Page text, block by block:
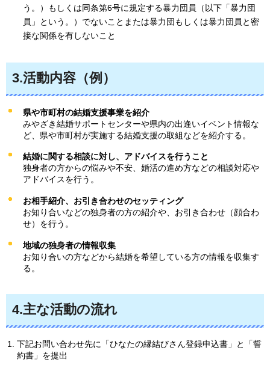
う。）もしくは同条第6号に規定する暴力団員（以下「暴力団
員」という。）でないことまたは暴力団もしくは暴力団員と密
接な関係を有しないこと
3.活動内容（例）
県や市町村の結婚支援事業を紹介
みやざき結婚サポートセンターや県内の出逢いイベント情報な
ど、県や市町村が実施する結婚支援の取組などを紹介する。
結婚に関する相談に対し、アドバイスを行うこと
独身者の方からの悩みや不安、婚活の進め方などの相談対応や
アドバイスを行う。
お相手紹介、お引き合わせのセッティング
お知り合いなどの独身者の方の紹介や、お引き合わせ（顔合わ
せ）を行う。
地域の独身者の情報収集
お知り合いの方などから結婚を希望している方の情報を収集す
る。
4.主な活動の流れ
下記お問い合わせ先に「ひなたの縁結びさん登録申込書」と「誓
約書」を提出